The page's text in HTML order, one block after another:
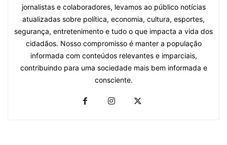
jornalistas e colaboradores, levamos ao público notícias
atualizadas sobre política, economia, cultura, esportes,
segurança, entretenimento e tudo o que impacta a vida dos
cidadãos. Nosso compromisso é manter a população
informada com conteúdos relevantes e imparciais,
contribuindo para uma sociedade mais bem informada e
consciente.